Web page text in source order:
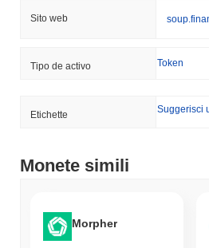
Sito web
Tipo de activo Token
Etichette Suggerisci
Monete simili
Morpher